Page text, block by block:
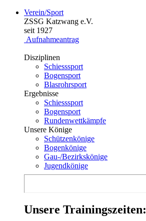
Verein/Sport
ZSSG Katzwang e.V.
seit 1927
Aufnahmeantrag
Disziplinen
Schiesssport
Bogensport
Blasrohrsport
Ergebnisse
Schiesssport
Bogensport
Rundenwettkämpfe
Unsere Könige
Schützenkönige
Bogenkönige
Gau-/Bezirkskönige
Jugendkönige
Unsere Trainingszeiten: